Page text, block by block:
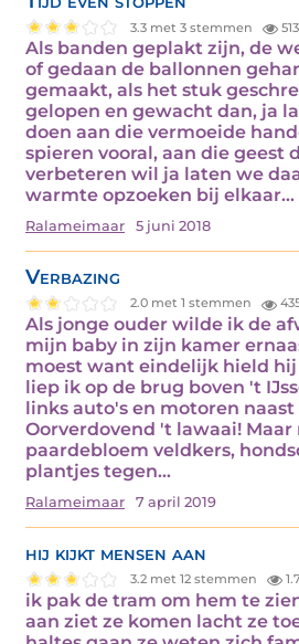
3.3 met 3 stemmen 513
Als banden geplakt zijn, de
of gedaan de ballonnen
gemaakt, als het stuk
gelopen en gewacht dan, ja
doen aan die vermoeide
spieren vooral, aan die geest
verbeteren wil ja laten we
warmte opzoeken bij elkaar…
Ralameimaar 5 juni 2018
Verbazing
2.0 met 1 stemmen
Als jonge ouder wilde ik de
mijn baby in zijn kamer
moest want eindelijk hield hij
liep ik op de brug boven 't
links auto's en motoren naast
Oorverdovend 't lawaai!
paardebloem veldkers,
plantjes tegen…
Ralameimaar 7 april 2019
hij kijkt mensen aan
3.2 met 12 stemmen
ik pak de tram om hem te
aan ziet ze komen lacht ze